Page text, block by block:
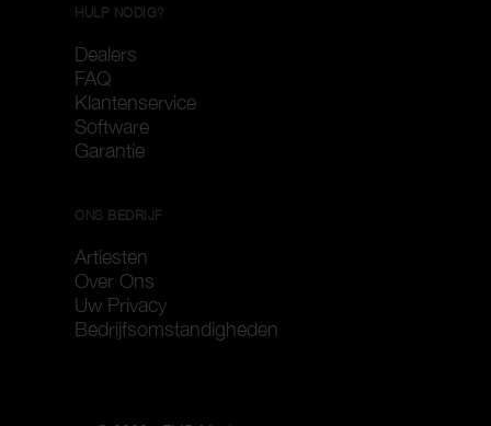
HULP NODIG?
Dealers
FAQ
Klantenservice
Software
Garantie
ONS BEDRIJF
Artiesten
Over Ons
Uw Privacy
Bedrijfsomstandigheden